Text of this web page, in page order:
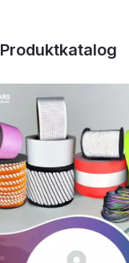
Produktkatalog